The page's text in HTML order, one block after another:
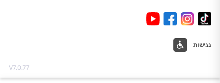
נגישות
V7.0.77